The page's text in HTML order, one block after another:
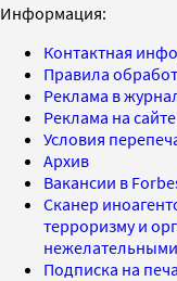
Информация:
Контактная
Правила
Реклама в
Реклама на сайте
Условия
Архив
Вакансии в
Сканер
терроризму и
нежелательными
Подписка на